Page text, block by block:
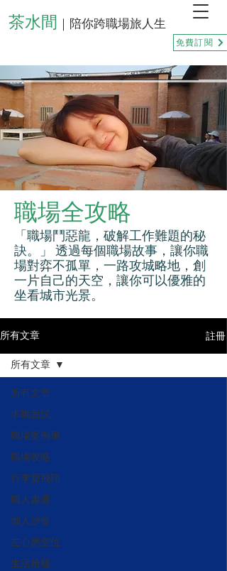
茶水間 ｜陪你跨職場旅人生
免費訂閱
職場全攻略
「職場鬥惡龍，破解工作難題的秘
訣。」 透過每個職場故事，讓你職
場對弈不孤單，一路攻城略地，創
一片自己的天空，讓你可以優雅的
坐看城市光景。
所有文章 註冊
所有文章
求職面試
職場案例學
職場攻略
行李愛飛翔
職人書選
懶人沙發
左心房空位
生活拾穗
所有文章